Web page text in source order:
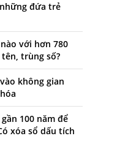
đứa trẻ
với hơn 780
trùng số?
không gian
100 năm để
xóa sổ dấu tích